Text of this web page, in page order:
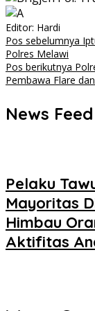
Editor: Hardi
Navigasi
pos
Pos sebelumnya
Polres Melawi
Pos berikutnya
Pembawa Flare
News Feed
Pelaku
Mayoritas
Himbau
Aktifitas